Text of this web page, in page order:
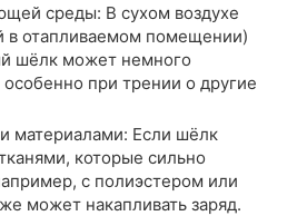
среды: В сухом воздухе
в отапливаемом помещении)
шёлк может немного
особенно при трении о другие
материалами: Если шёлк
которые сильно
с полиэстером или
может накапливать заряд.